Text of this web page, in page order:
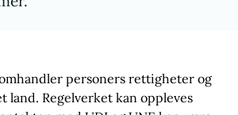
personers rettigheter og
land. Regelverket kan oppleves